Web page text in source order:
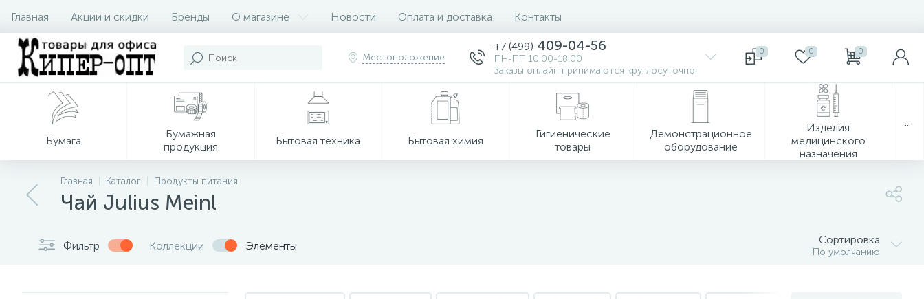
Главная Акции и скидки Бренды О магазине Новости Оплата и доставка Контакты
Местоположение
+7 (499) 409-04-56
ПН-ПТ 10:00-18:00
Заказы онлайн принимаются круглосуточно!
0 0 0
Бумага
Бумажная
продукция
Бытовая техника Бытовая химия
Гигиенические
товары
Демонстрационное
оборудование
Изделия
медицинского
назначения
Главная Каталог Продукты питания
Чай Julius Meinl
Фильтр Коллекции Элементы Сортировка
По умолчанию